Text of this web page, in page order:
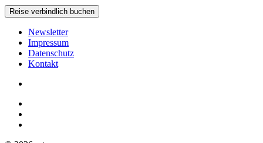
Newsletter
Impressum
Datenschutz
Kontakt